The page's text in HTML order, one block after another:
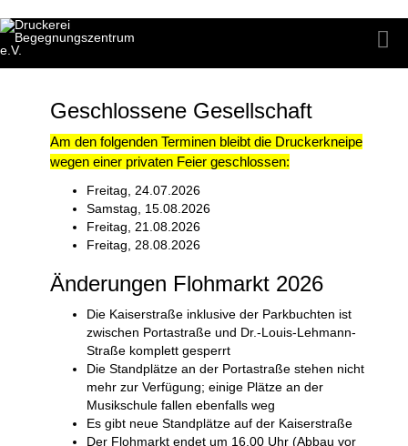
Geschlossene Gesellschaft
Am den folgenden Terminen bleibt die Druckerkneipe
wegen einer privaten Feier geschlossen:
Freitag, 24.07.2026
Samstag, 15.08.2026
Freitag, 21.08.2026
Freitag, 28.08.2026
Änderungen Flohmarkt 2026
Die Kaiserstraße inklusive der Parkbuchten ist
zwischen Portastraße und Dr.-L ouis-Lehmann-
Straße komplett gesperrt
Die Standplätze an der Portastraße stehen nicht
mehr zur Verfügung; einige Plätze an der
Musikschule fallen ebenfalls weg
Es gibt neue Standplätze auf der Kaiserstraße
Der Flohmarkt endet um 16.00 Uhr (Abbau vor